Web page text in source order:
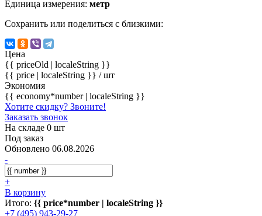
Единица измерения: метр
Сохранить или поделиться с близкими:
Цена
{{ priceOld | localeString }}
{{ price | localeString }} / шт
Экономия
{{ economy*number | localeString }}
Хотите скидку? Звоните!
Заказать звонок
На складе 0 шт
Под заказ
Обновлено 06.08.2026
-
+
В корзину
Итого: {{ price*number | localeString }}
+7 (495) 943-29-27